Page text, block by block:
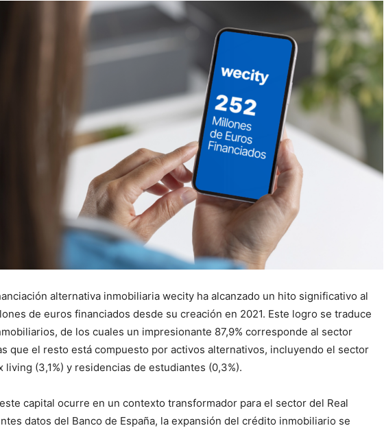
alternativa inmobiliaria wecity ha alcanzado un hito significativo al
de euros financiados desde su creación en 2021. Este logro se traduce
de los cuales un impresionante 87,9% corresponde al sector
que el resto está compuesto por activos alternativos, incluyendo el sector
living (3,1%) y residencias de estudiantes (0,3%).
capital ocurre en un contexto transformador para el sector del Real
datos del Banco de España, la expansión del crédito inmobiliario se